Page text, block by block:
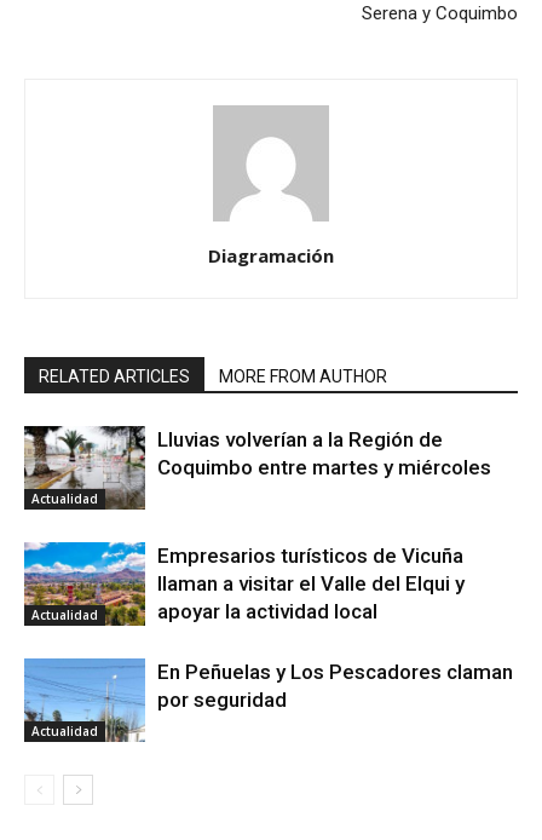
Serena y Coquimbo
Diagramación
RELATED ARTICLES MORE FROM AUTHOR
Actualidad
Lluvias volverían a la Región de
Coquimbo entre martes y miércoles
Actualidad
Empresarios turísticos de Vicuña
llaman a visitar el Valle del Elqui y
apoyar la actividad local
Actualidad
En Peñuelas y Los Pescadores claman
por seguridad